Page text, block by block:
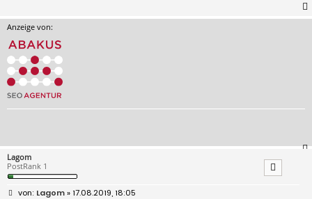
Anzeige von:
Lagom
PostRank 1
B
Lagom» 17.08.2019, 18:05